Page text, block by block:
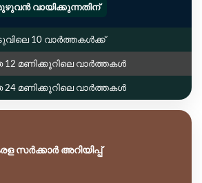
വായിക്കുന്നതിന്
10 വാർത്തകൾക്ക്
12 മണിക്കൂറിലെ വാർത്തകൾ
24 മണിക്കൂറിലെ വാർത്തകൾ
സർക്കാർ അറിയിപ്പ്